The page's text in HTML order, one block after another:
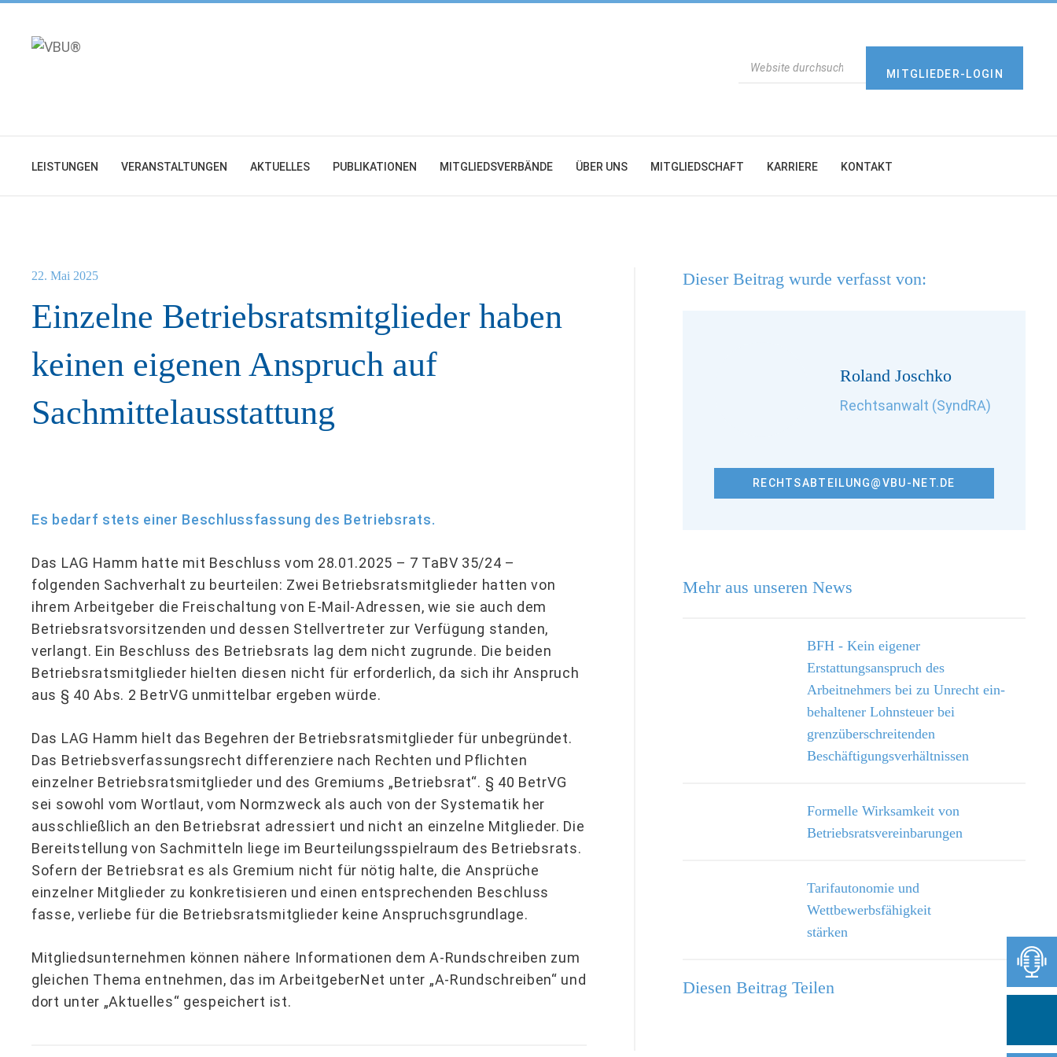
springen
MITGLIEDER-LOGIN
LEISTUNGEN VERANSTALTUNGEN AKTUELLES PUBLIKATIONEN MITGLIEDSVERBÄNDE ÜBER UNS MITGLIEDSCHAFT KARRIERE KONTAKT
Einzelne Betriebsratsmitglieder haben
keinen eigenen Anspruch auf
Sachmittelausstattung
22. Mai 2025
Es bedarf stets einer Beschlussfassung des Betriebsrats.
Das LAG Hamm hatte mit Beschluss vom 28.01.2025 – 7 TaBV 35/24 –
folgenden Sachverhalt zu beurteilen: Zwei Betriebsratsmitglieder hatten von
ihrem Arbeitgeber die Freischaltung von E-Mail-Adressen, wie sie auch dem
Betriebsratsvorsitzenden und dessen Stellvertreter zur Verfügung standen,
verlangt. Ein Beschluss des Betriebsrats lag dem nicht zugrunde. Die beiden
Betriebsratsmitglieder hielten diesen nicht für erforderlich, da sich ihr Anspruch
aus § 40 Abs. 2 BetrVG unmittelbar ergeben würde.
Das LAG Hamm hielt das Begehren der Betriebsratsmitglieder für unbegründet.
Das Betriebsverfassungsrecht differenziere nach Rechten und Pflichten
einzelner Betriebsratsmitglieder und des Gremiums „Betriebsrat“. § 40 BetrVG
sei sowohl vom Wortlaut, vom Normzweck als auch von der Systematik her
ausschließlich an den Betriebsrat adressiert und nicht an einzelne Mitglieder. Die
Bereitstellung von Sachmitteln liege im Beurteilungsspielraum des Betriebsrats.
Sofern der Betriebsrat es als Gremium nicht für nötig halte, die Ansprüche
einzelner Mitglieder zu konkretisieren und einen entsprechenden Beschluss
fasse, verliebe für die Betriebsratsmitglieder keine Anspruchsgrundlage.
Mitgliedsunternehmen können nähere Informationen dem A-Rundschreiben zum
gleichen Thema entnehmen, das im ArbeitgeberNet unter „A-Rundschreiben“ und
dort unter „Aktuelles“ gespeichert ist.
Mehr aus unseren News
BFH - Kein eigener
Erstattungsanspruch des
Arbeitnehmers bei zu Unrecht ein­
behaltener Lohnsteuer bei
grenzüberschreitenden
Beschäftigungsverhältnissen
Formelle Wirksamkeit von
Betriebsratsvereinbarungen
Tarifautonomie und
Wettbewerbsfähigkeit
stärken
Dieser Beitrag wurde verfasst von:
Roland Joschko
Rechtsanwalt (SyndRA)
RECHTSABTEILUNG@VBU-NET.DE
Diesen Beitrag Teilen